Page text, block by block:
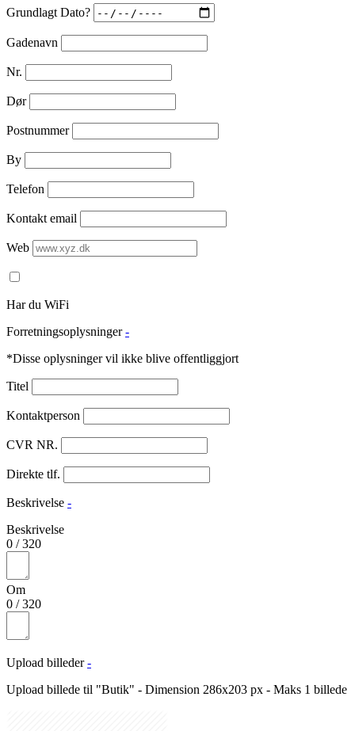
Grundlagt Dato?
Gadenavn
Nr.
Dør
Postnummer
By
Telefon
Kontakt email
Web
Har du WiFi
Forretningsoplysninger -
*Disse oplysninger vil ikke blive offentliggjort
Titel
Kontaktperson
CVR NR.
Direkte tlf.
Beskrivelse -
Beskrivelse
0 /320
Om
0 /320
Upload billeder -
Upload billede til "Butik" - Dimension 286x203 px - Maks 1 billede